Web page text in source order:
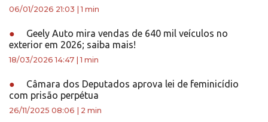
06/01/2026 21:03 |1 min
●
Geely Auto mira vendas de 640 mil veículos no
exterior em 2026; saiba mais!
18/03/2026 14:47 |1 min
●
Câmara dos Deputados aprova lei de feminicídio
com prisão perpétua
26/11/2025 08:06 2 min